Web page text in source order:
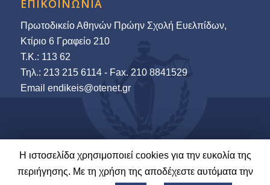
ΕΠΙΚΟΙΝΩΝΙΑ
Πρωτοδικείο Αθηνών Πρώην Σχολή Ευελπίδων,
Κτίριο 6 Γραφείο 210
Τ.Κ.: 113 62
Τηλ.: 213 215 6114 - Fax. 210 8841529
Εmail endikeis@otenet.gr
© 2022-23 Ένωση Δικαστών & Εισαγγελέων | Ανάπτυξη και Φιλοξενία:
Η ιστοσελίδα χρησιμοποιεί cookies για την ευκολία της
περιήγησης. Με τη χρήση της αποδέχεστε αυτόματα την